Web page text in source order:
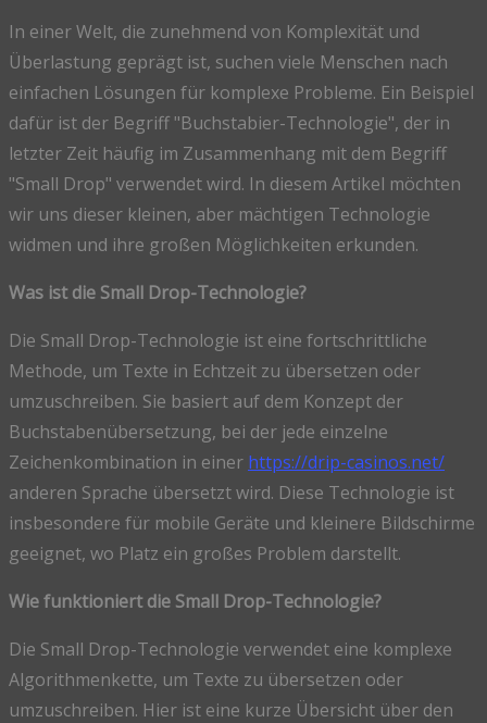
In einer Welt, die zunehmend von Komplexität und
Überlastung geprägt ist, suchen viele Menschen nach
einfachen Lösungen für komplexe Probleme. Ein Beispiel
dafür ist der Begriff "Buchstabier-Technologie", der in
letzter Zeit häufig im Zusammenhang mit dem Begriff
"Small Drop" verwendet wird. In diesem Artikel möchten
wir uns dieser kleinen, aber mächtigen Technologie
widmen und ihre großen Möglichkeiten erkunden.
Was ist die Small Drop-Technologie?
Die Small Drop-Technologie ist eine fortschrittliche
Methode, um Texte in Echtzeit zu übersetzen oder
umzuschreiben. Sie basiert auf dem Konzept der
Buchstabenübersetzung, bei der jede einzelne
Zeichenkombination in einer https://drip-casinos.net/
anderen Sprache übersetzt wird. Diese Technologie ist
insbesondere für mobile Geräte und kleinere Bildschirme
geeignet, wo Platz ein großes Problem darstellt.
Wie funktioniert die Small Drop-Technologie?
Die Small Drop-Technologie verwendet eine komplexe
Algorithmenkette, um Texte zu übersetzen oder
umzuschreiben. Hier ist eine kurze Übersicht über den